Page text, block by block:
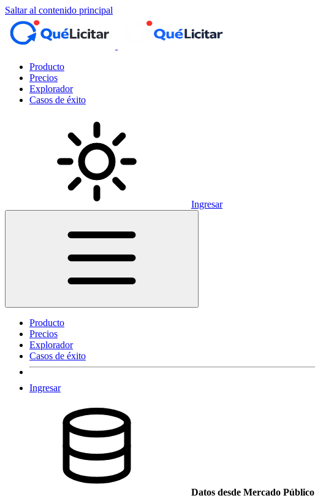
Saltar al contenido principal
Producto
Precios
Explorador
Casos de éxito
Ingresar
Producto
Precios
Explorador
Casos de éxito
Ingresar
Datos desde Mercado Público